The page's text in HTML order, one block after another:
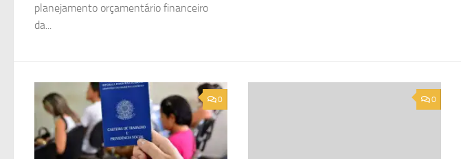
planejamento orçamentário financeiro
da...
0 0